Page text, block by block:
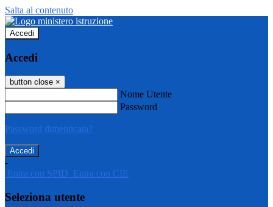
Salta al contenuto
Accedi
Accedi
button close ×
Nome Utente
Password
Password dimenticata?
-
Entra con SPID Entra con CIE
Seleziona utente